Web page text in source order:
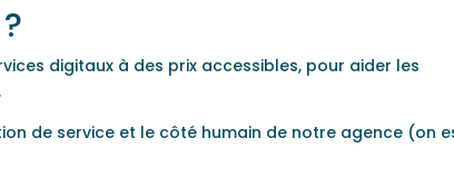
digitaux à des prix accessibles, pour aider les
de service et le côté humain de notre agence (on